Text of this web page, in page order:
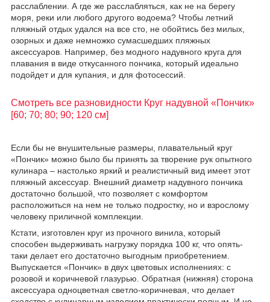
расслаблении. А где же расслабляться, как не на берегу
моря, реки или любого другого водоема? Чтобы летний
пляжный отдых удался на все сто, не обойтись без милых,
озорных и даже немножко сумасшедших пляжных
аксессуаров. Например, без модного надувного круга для
плавания в виде откусанного пончика, который идеально
подойдет и для купания, и для фотосессий.
Смотреть все разновидности Круг надувной «Пончик»
[60; 70; 80; 90; 120 см]
Если бы не внушительные размеры, плавательный круг
«Пончик» можно было бы принять за творение рук опытного
кулинара – настолько яркий и реалистичный вид имеет этот
пляжный аксессуар. Внешний диаметр надувного пончика
достаточно большой, что позволяет с комфортом
расположиться на нем не только подростку, но и взрослому
человеку приличной комплекции.
Кстати, изготовлен круг из прочного винила, который
способен выдерживать нагрузку порядка 100 кг, что опять-
таки делает его достаточно выгодным приобретением.
Выпускается «Пончик» в двух цветовых исполнениях: с
розовой и коричневой глазурью. Обратная (нижняя) сторона
аксессуара одноцветная светло-коричневая, что делает